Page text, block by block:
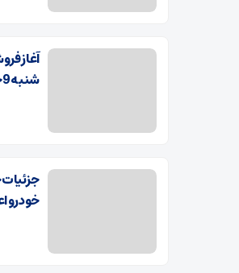
آغاز
شنبه 9 خرداد+ جزئیات
خودرو